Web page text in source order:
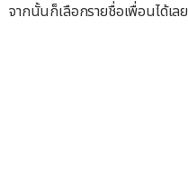
จากนั้นก็เลือกรายชื่อเพื่อนได้เลย